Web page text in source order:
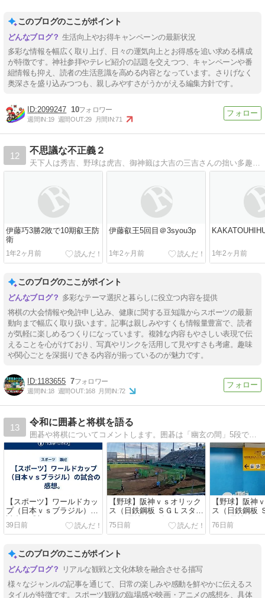
このブログのここがポイント
生活向上やお得キャンペーンの最新状況
多彩な情報を幅広く取り上げ、日々の運気向上とお得感を追い求める構成
が特徴です。神社参拝やテレビ紹介の話題を交えつつ、キャンペーンや番
組情報も抑え、読者の生活意識を高める内容となっています。さりげなく
奥深さを盛り込みつつも、親しみやすさがうかがえる編集方針です。
2099247 10
週間IN:19 週間OUT:29 月間IN:71
12
不思議な不正義２
伊藤巧3勝2敗で10期叡王防
衛
1年2ヶ月前
伊藤叡王5回目＠3syou3p
1年2ヶ月前 1年2ヶ月前
このブログのここがポイント
多彩なテーマ選択と暮らしに役立つ内容を提供
将棋の大会情報や免許申し込み、健康に関する豆知識からスポーツの最新
動向まで幅広く取り扱います。記事は親しみやすくも情報量豊富で、読者
が気軽に楽しめるつくりになっています。複雑な内容もやさしい表現で伝
えることを心がけており、写真やリンクを活用して見やすさも考慮。趣味
や関心ごとを深掘りできる内容が揃っているのが魅力です。
1183655 7
週間IN:18 週間OUT:168 月間IN:72
13
令和に囲碁と将棋を語る
囲碁や将棋についてコメントします。囲碁は「幽玄の間」5段で、将棋は初級者です。
【スポーツ】ワールドカッ
プ（日本ｖｓブラジル）の
試合の感想。
39日前
【野球】阪神ｖｓオリック
ス（日鉄鋼板 ＳＧＬスタジ
アム 尼崎 2026年5月22日）
その2
75日前
【野球】阪神
ス（日鉄鋼板
アム 尼崎
その１
76日前
このブログのここがポイント
リアルな観戦と文化体験を融合させる描写
様々なジャンルの記事を通じて、日常の楽しみや感動を鮮やかに伝えるス
タイルが特徴です。スポーツ観戦の臨場感や映画・アニメの感想を、具体